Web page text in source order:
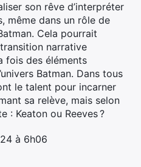
son rêve d’interpréter
même dans un rôle de
Cela pourrait
narrative
fois des éléments
Batman. Dans tous
le talent pour incarner
sa relève, mais selon
: Keaton ou Reeves ?
à 6h06